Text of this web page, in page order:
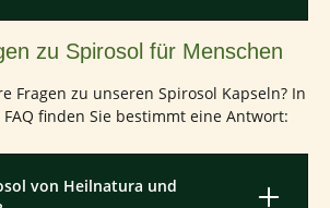
zu Spirosol für Menschen
Fragen zu unseren Spirosol Kapseln? In
finden Sie bestimmt eine Antwort:
von Heilnatura und